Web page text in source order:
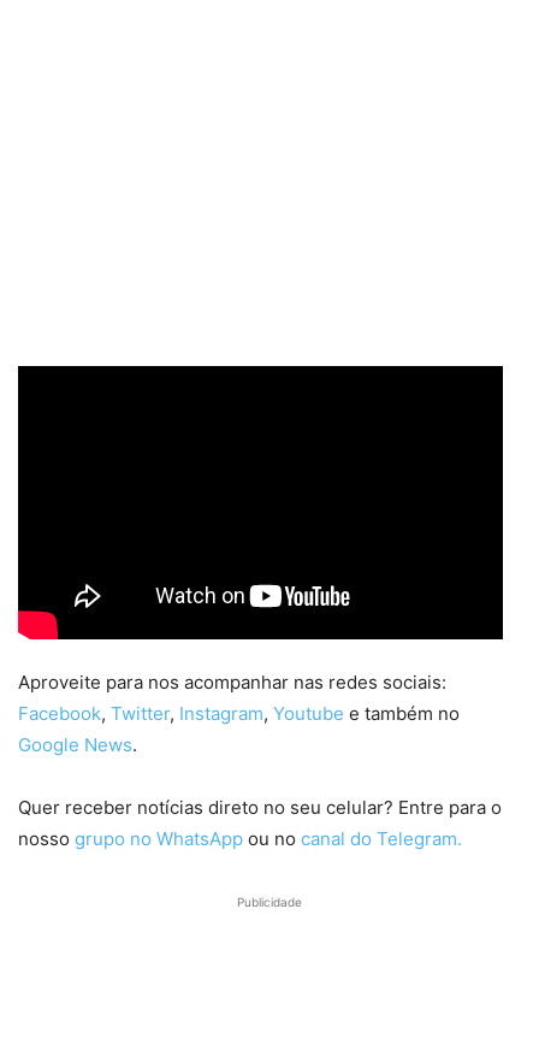
Aproveite para nos acompanhar nas redes sociais:
Facebook, Twitter, Instagram, Youtube e também no
Google News.
Quer receber notícias direto no seu celular? Entre para o
nosso grupo no WhatsApp ou no canal do Telegram.
Publicidade